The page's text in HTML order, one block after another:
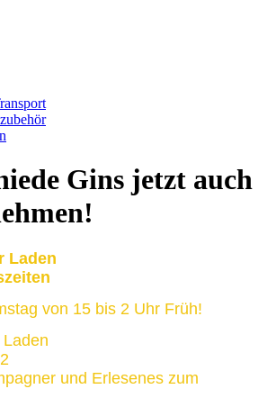
Gins jetzt auch
Laden
von 15 bis 2 Uhr Früh!
und Erlesenes zum